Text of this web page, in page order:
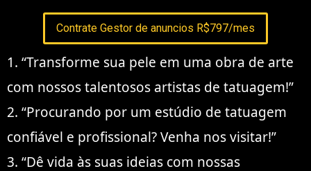
Contrate Gestor de anuncios R$797/mes
1. “Transforme sua pele em uma obra de arte
com nossos talentosos artistas de tatuagem!”
2. “Procurando por um estúdio de tatuagem
confiável e profissional? Venha nos visitar!”
3. “Dê vida às suas ideias com nossas